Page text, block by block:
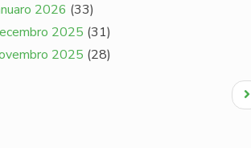
2026 (33)
2025 (31)
2025 (28)